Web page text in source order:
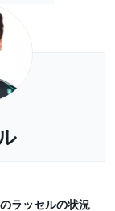
ラッセルの状況